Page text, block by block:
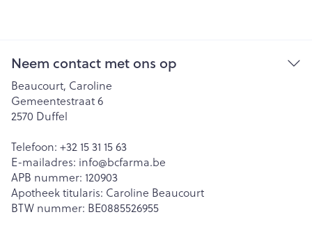
Neem contact met ons op
Beaucourt, Caroline
Gemeentestraat 6
2570 Duffel
Telefoon: +32 15 31 15 63
E-mailadres: info@bcfarma.be
APB nummer: 120903
Apotheek titularis: Caroline Beaucourt
BTW nummer: BE0885526955